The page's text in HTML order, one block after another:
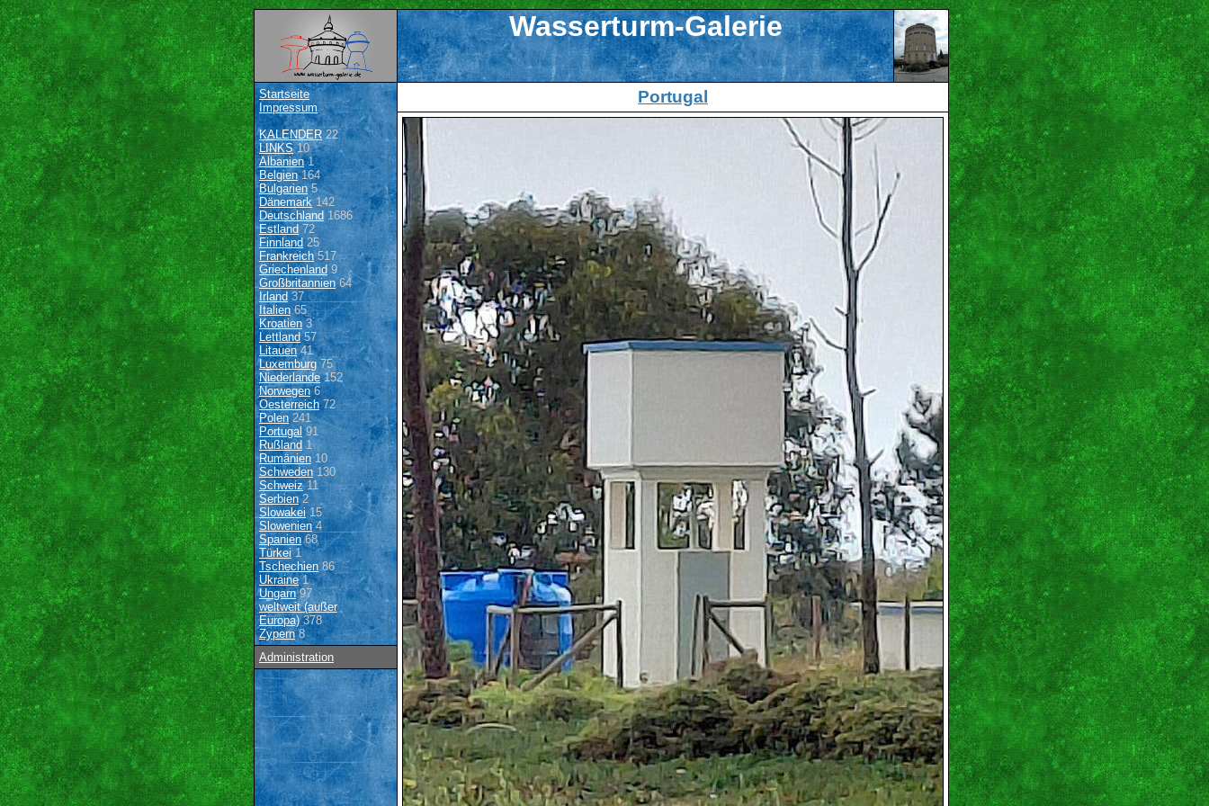
Wasserturm-Galerie
Startseite
Impressum
KALENDER22
LINKS10
Albanien1
Belgien164
Bulgarien 5
Dänemark142
Deutschland 1686
Estland 72
Finnland 25
Frankreich517
Griechenland9
Großbritannien64
Irland 37
Italien65
Kroatien3
Lettland57
Litauen41
Luxemburg 75
Niederlande152
Norwegen6
Oesterreich72
Polen 241
Portugal91
Rußland 1
Rumänien10
Schweden 130
Schweiz11
Serbien2
Slowakei15
Slowenien4
Spanien68
Türkei1
Tschechien 86
Ukraine1
Ungarn97
weltweit (außer
Europa)378
Zypern8
Administration
Portugal